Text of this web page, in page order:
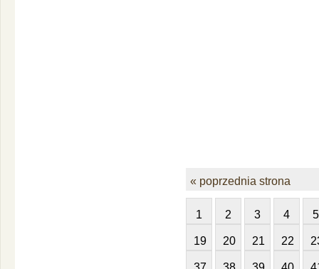
« poprzednia strona
1 2 3 4 5
19 20 21 22